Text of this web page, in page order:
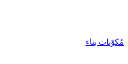
مُكوّنات بناء